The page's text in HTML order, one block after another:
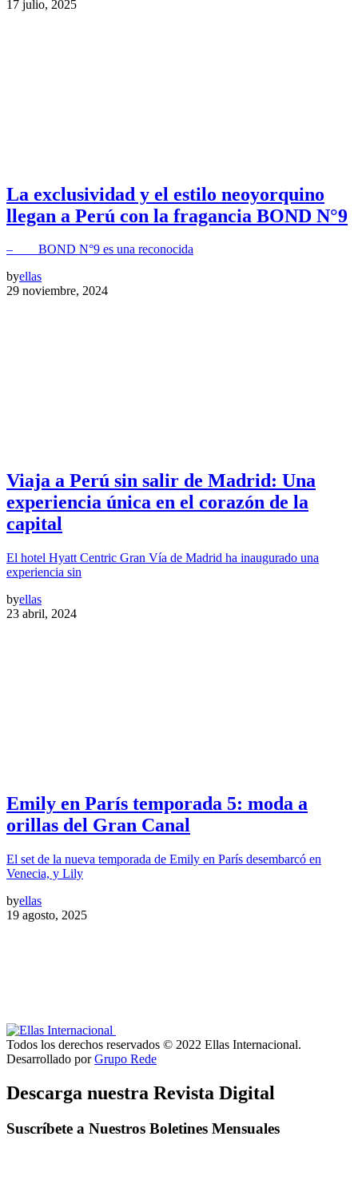
17 julio, 2025
La exclusividad y el estilo neoyorquino
llegan a Perú con la fragancia BOND N°9
– BOND N°9 es una reconocida
byellas
29 noviembre, 2024
Viaja a Perú sin salir de Madrid: Una
experiencia única en el corazón de la
capital
El hotel Hyatt Centric Gran Vía de Madrid ha inaugurado una
experiencia sin
byellas
23 abril, 2024
Emily en París temporada 5: moda a
orillas del Gran Canal
El set de la nueva temporada de Emily en París desembarcó en
Venecia, y Lily
byellas
19 agosto, 2025
Todos los derechos reservados © 2022 Ellas Internacional.
Desarrollado porGrupo Rede
Descarga nuestra Revista Digital
Suscríbete a Nuestros Boletines Mensuales